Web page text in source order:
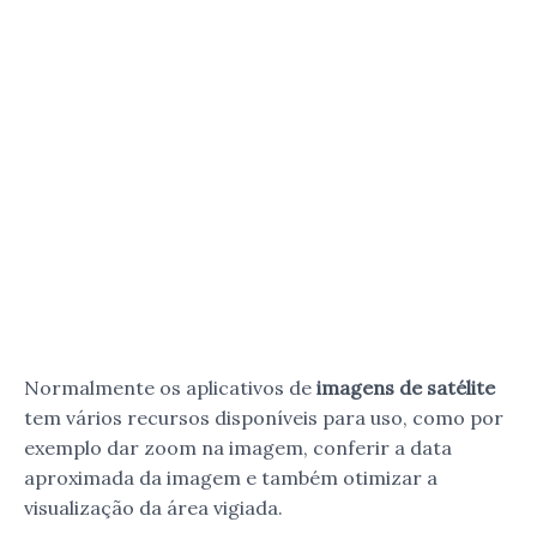
Normalmente os aplicativos de imagens de satélite
tem vários recursos disponíveis para uso, como por
exemplo dar zoom na imagem, conferir a data
aproximada da imagem e também otimizar a
visualização da área vigiada.